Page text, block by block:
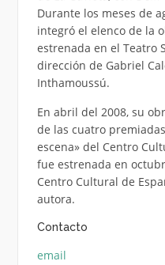
Durante los meses de
integró el elenco de la
estrenada en el Teatro
dirección de Gabriel
Inthamoussú.
En abril del 2008, su
de las cuatro
escena» del Centro
fue estrenada en
Centro Cultural de
autora.
Contacto
email